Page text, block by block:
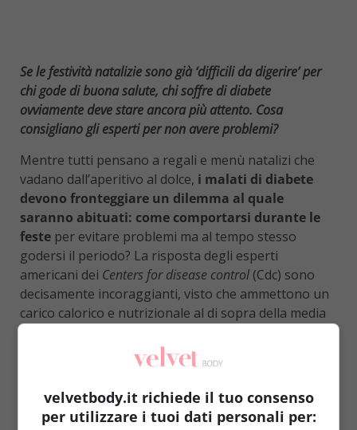
Se le festività natalizie sono già ‘difficili da digerire’ per
chi gode di buona salute, chi soffre di diabete
ovviamente deve stare ancora più attento. Cosa
consigliano gli esperti per non avere problemi?
Mentre tutti pensano a regali e menù natalizi che
vadano dall’aperitivo al dolce, i malati di diabete
devono fronteggiare un dilemma al quale
saranno abituati: come comportarsi durante le
feste per evitare problemi ma al tempo stesso
godersi il periodo? La risposta degli esperti
americani dei Centers for disease control (Cdc) sono
decisamente incoraggianti, visto che ammettono un
carico calorico e nutrizionale al di sopra della media
pur con
in pratica per evitare problemi di salute
ANCHE: DIABETE, 1 MILIONE DI PERSONE NON SA
NEMMENO DI AVERLO)
In realtà non si tratta di nulla di rivoluzionario,
velvetbody.it richiede il tuo consenso
per utilizzare i tuoi dati personali per: